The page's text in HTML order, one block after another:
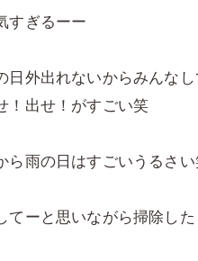
すぎるーー
日外出れないからみんなし
！出せ！がすごい笑
ら雨の日はすごいうるさ
てーと思いながら掃除した